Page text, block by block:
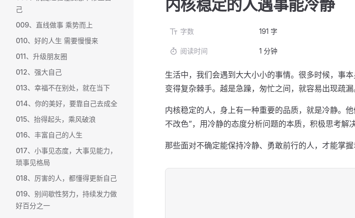
己
009、直线做事 乘势而上
010、好的人生 需要慢慢来
011、升级朋友圈
012、强大自己
013、幸福不在别处，就在当下
014、你的美好，要靠自己去成全
015、抬得起头，乘风破浪
016、丰富自己的人生
017、小事见态度，大事见能力，
琐事见格局
018、厉害的人，都懂得更新自己
019、别间歇性努力，持续发力做
好百分之一
内核稳定的人遇事能冷静
字数 191 字
阅读时间 1 分钟
生活中，我们会遇到大大小小的事情。很多时候，事
变得复杂棘手。越是急躁，匆忙之间，就容易出现疏漏
内核稳定的人，身上有一种重要的品质，就是冷静。
不改色”，用冷静的态度分析问题的本质，积极思考解
那些面对不确定能保持冷静、勇敢前行的人，才能掌握